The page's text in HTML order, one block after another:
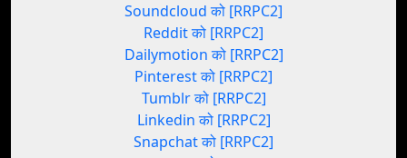
Soundcloud को [RRPC2]
Reddit को [RRPC2]
Dailymotion को [RRPC2]
Pinterest को [RRPC2]
Tumblr को [RRPC2]
Linkedin को [RRPC2]
Snapchat को [RRPC2]